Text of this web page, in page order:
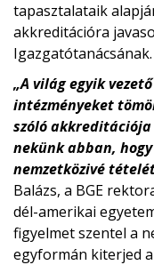
tapasztalataik
akkreditációra
Igazgatótanácsának.
„A világ egyik
intézményeket
szóló
nekünk abban,
nemzetközivé
Balázs, a BGE
dél-amerikai
figyelmet szentel a
egyformán kiterjed